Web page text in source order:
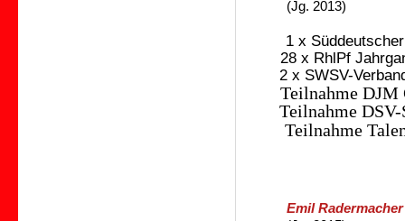
(Jg. 2013)
1 x
28 x RhlPf
2 x SWSV-
Teilnahme DJM
Teilnahme
Teilnahme
Emil Radermacher